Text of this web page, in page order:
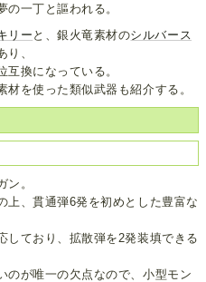
一丁と謳われる。
リー と、銀火竜素材のシルバース
り、
互換になっている。
材を使った類似武器も紹介する。
ン。
上、貫通弾6発を初めとした豊富な
しており、拡散弾を2発装填できる
のが唯一の欠点なので、小型モン